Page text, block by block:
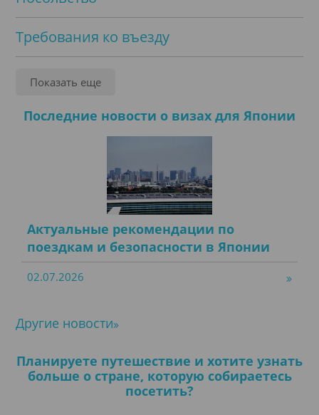
Требования ко въезду
Услуги
Апостиль
Часто задаваемые вопросы
Переводы
Оформление визы
Виза цифрового кочевника
Показать еще
Последние новости о визах для Японии
Актуальные рекомендации по
поездкам и безопасности в Японии
02.07.2026
Другие новости
Планируете путешествие и хотите узнать
больше о стране, которую собираетесь
посетить?